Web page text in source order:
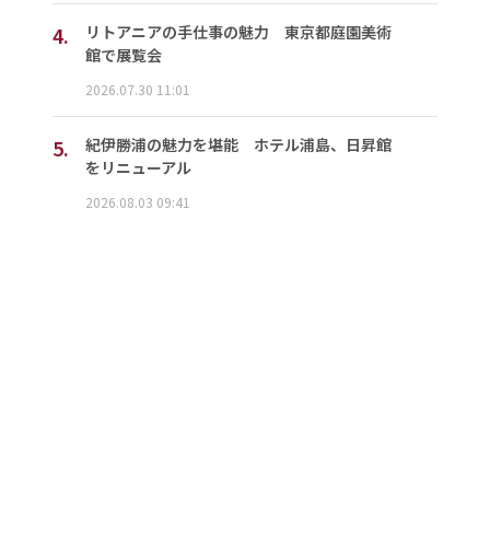
4.
リトアニアの手仕事の魅力 東京都庭園美術
館で展覧会
2026.07.30 11:01
5.
紀伊勝浦の魅力を堪能 ホテル浦島、日昇館
をリニューアル
2026.08.03 09:41